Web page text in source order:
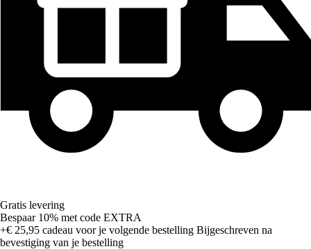
Gratis levering
Bespaar 10% met code EXTRA
+€ 25,95 cadeau voor je volgende bestelling Bijgeschreven na
bevestiging van je bestelling